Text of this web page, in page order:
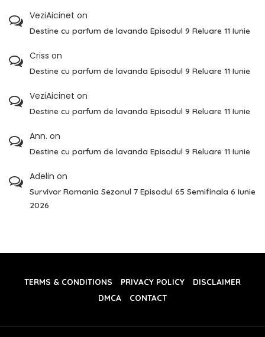
VeziAicinet on
Destine cu parfum de lavanda Episodul 9 Reluare 11 Iunie
Criss on
Destine cu parfum de lavanda Episodul 9 Reluare 11 Iunie
VeziAicinet on
Destine cu parfum de lavanda Episodul 9 Reluare 11 Iunie
Ann. on
Destine cu parfum de lavanda Episodul 9 Reluare 11 Iunie
Adelin on
Survivor Romania Sezonul 7 Episodul 65 Semifinala 6 Iunie
2026
TERMS & CONDITIONS PRIVACY POLICY
DISCLAIMER
DMCA
CONTACT